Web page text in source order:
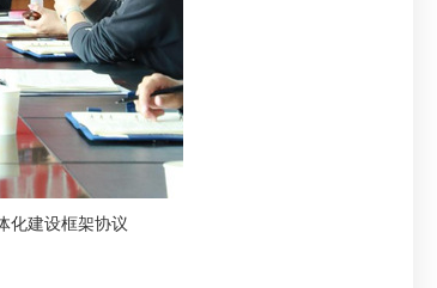
化建设框架协议